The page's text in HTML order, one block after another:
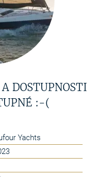
DOSTUPNOSTI
:-(
Yachts